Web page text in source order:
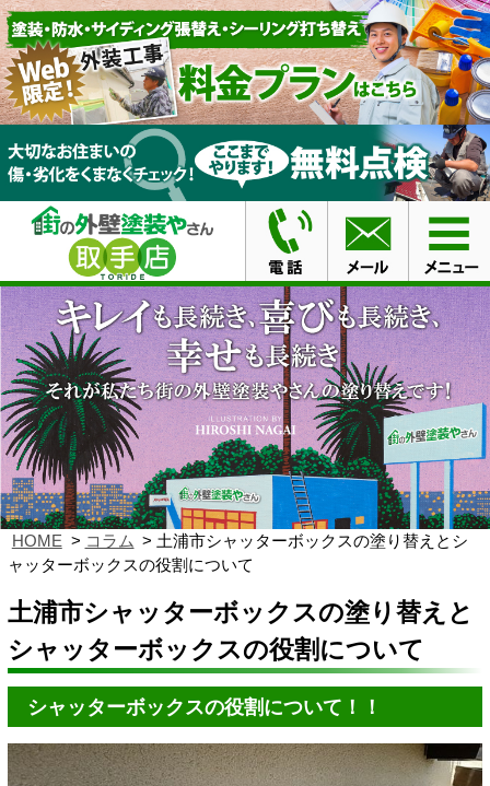
HOME コラム
土浦市シャッターボックスの塗り替えとシ
ャッターボックスの役割について
土浦市シャッターボックスの塗り替えと
シャッターボックスの役割について
シャッターボックスの役割について！！